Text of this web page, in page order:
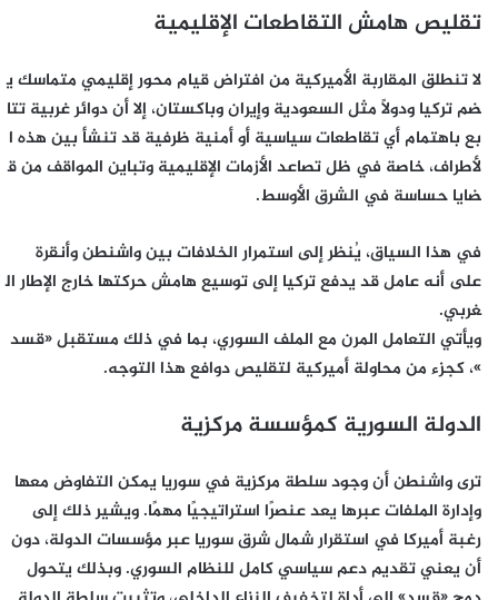
تقليص هامش التقاطعات الإقليمية
لا تنطلق المقاربة الأميركية من افتراض قيام محور إقليمي متماسك ي
ضم تركيا ودولًا مثل السعودية وإيران وباكستان، إلا أن دوائر غربية تتا
بع باهتمام أي تقاطعات سياسية أو أمنية ظرفية قد تنشأ بين هذه ا
لأطراف، خاصة في ظل تصاعد الأزمات الإقليمية وتباين المواقف من ق
ضايا حساسة في الشرق الأوسط.
في هذا السياق، يُنظر إلى استمرار الخلافات بين واشنطن وأنقرة
على أنه عامل قد يدفع تركيا إلى توسيع هامش حركتها خارج الإطار ال
غربي.
ويأتي التعامل المرن مع الملف السوري، بما في ذلك مستقبل «قسد
»، كجزء من محاولة أميركية لتقليص دوافع هذا التوجه.
الدولة السورية كمؤسسة مركزية
ترى واشنطن أن وجود سلطة مركزية في سوريا يمكن التفاوض معها
وإدارة الملفات عبرها يعد عنصرًا استراتيجيًا مهمًا. ويشير ذلك إلى
رغبة أميركا في استقرار شمال شرق سوريا عبر مؤسسات الدولة، دون
أن يعني تقديم دعم سياسي كامل للنظام السوري. وبذلك يتحول